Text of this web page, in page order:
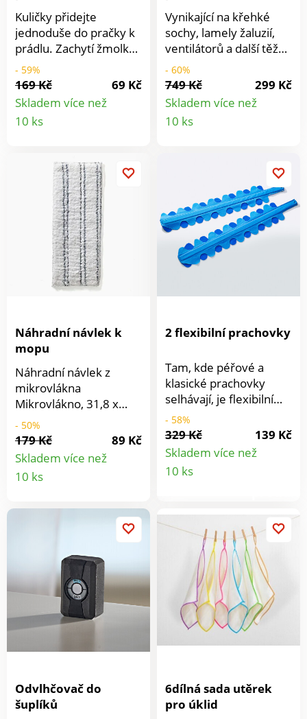
Kuličky přidejte
jednoduše do pračky k
prádlu. Zachytí žmolky
a vlasy už během praní.
- 59%
169 Kč
69 Kč
Skladem více než
10 ks
Vynikající na křehké
sochy, lamely žaluzií,
ventilátorů a další těžko
přístupná místa jako
jsou střešní okna a
stropní svítidla: tato
čtyřramenná
prachovka z
- 60%
749 Kč
299 Kč
Skladem více než
10 ks
Náhradní návlek k
mopu
Náhradní návlek z
mikrovlákna
Mikrovlákno, 31,8 x
12,5 cm. Mikrovlákno.
Absorpční + bez
žmolků.
- 50%
179 Kč
89 Kč
Skladem více než
10 ks
2 flexibilní prachovky
Tam, kde péřové a
klasické prachovky
selhávají, je flexibilní
prachovka
nepřekonatelná: v
rozích a štěrbinách, pod
skříněmi, za topnými
tělesy a mnohem více.
Kouzelně přitahuje a
zadržuje prach, žmolky
a vlasy. Lze používat za
sucha i za mokra.
- 58%
329 Kč
139 Kč
Skladem více než
10 ks
Odvlhčovač do
šuplíků
6dílná sada utěrek
pro úklid